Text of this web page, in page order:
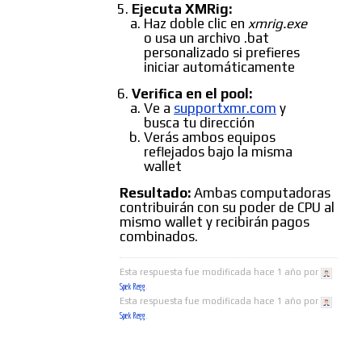
Ejecuta XMRig:
Haz doble clic en xmrig.exe
o usa un archivo .bat
personalizado si prefieres
iniciar automáticamente
Verifica en el pool:
Ve a supportxmr.com y
busca tu dirección
Verás ambos equipos
reflejados bajo la misma
wallet
Resultado: Ambas computadoras
contribuirán con su poder de CPU al
mismo wallet y recibirán pagos
combinados.
Esta respuesta fue modificada hace 1 año por
Spek Regg
Esta respuesta fue modificada hace 1 año por
Spek Regg